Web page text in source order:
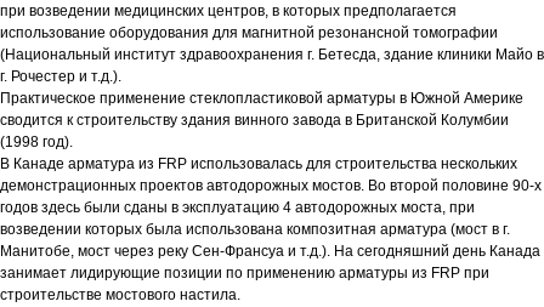
при возведении медицинских центров, в которых предполагается
использование оборудования для магнитной резонансной томографии
(Национальный институт здравоохранения г. Бетесда, здание клиники Майо в
г. Рочестер и т.д.).
Практическое применение стеклопластиковой арматуры в Южной Америке
сводится к строительству здания винного завода в Британской Колумбии
(1998 год).
В Канаде арматура из FRP использовалась для строительства нескольких
демонстрационных проектов автодорожных мостов. Во второй половине 90-х
годов здесь были сданы в эксплуатацию 4 автодорожных моста, при
возведении которых была использована композитная арматура (мост в г.
Манитобе, мост через реку Сен-Франсуа и т.д.). На сегодняшний день Канада
занимает лидирующие позиции по применению арматуры из FRP при
строительстве мостового настила.